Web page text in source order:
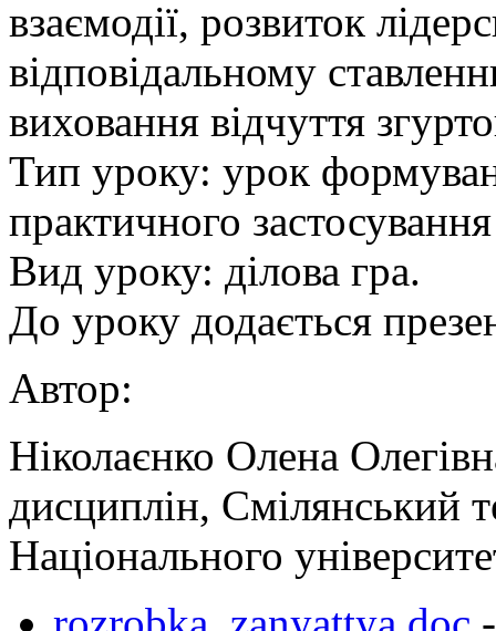
взаємодії, розвиток
відповідальному
виховання відчуття
Тип уроку: урок
практичного
Вид уроку: ділова гра.
До уроку додається
Автор:
Ніколаєнко Олена
дисциплін, Смілянський
Національного